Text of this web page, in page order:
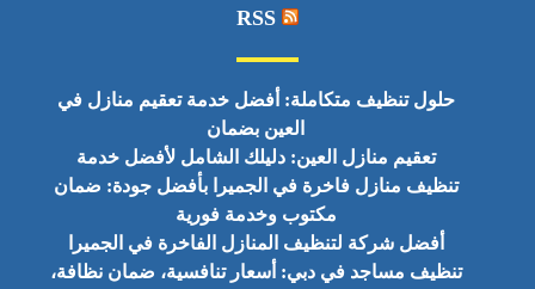
RSS
حلول تنظيف متكاملة: أفضل خدمة تعقيم منازل في
العين بضمان
تعقيم منازل العين: دليلك الشامل لأفضل خدمة
تنظيف منازل فاخرة في الجميرا بأفضل جودة: ضمان
مكتوب وخدمة فورية
أفضل شركة لتنظيف المنازل الفاخرة في الجميرا
تنظيف مساجد في دبي: أسعار تنافسية، ضمان نظافة،